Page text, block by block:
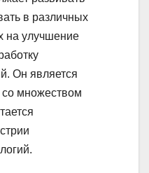
в различных
на улучшение
Он является
множеством